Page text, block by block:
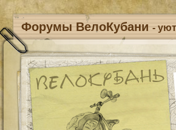
Форумы ВелоКубани -